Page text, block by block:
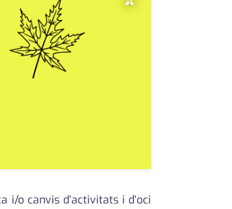
i/o canvis d'activitats i d'oci